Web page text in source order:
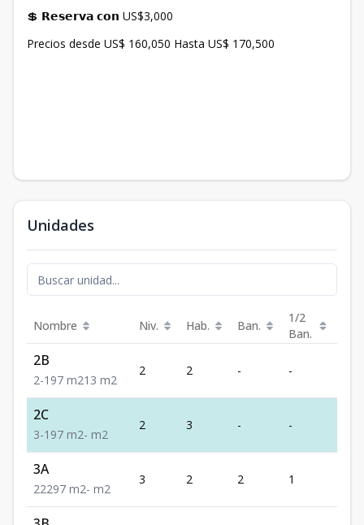
💲 𝗥𝗲𝘀𝗲𝗿𝘃𝗮 𝗰𝗼𝗻 US$3,000
Precios desde US$ 160,050 Hasta US$ 170,500
Unidades
Nombre Niv. Hab. Ban.
1/2
Ban.
2B
2-1 97 m213 m2
2 2 - -
2C
3-1 97 m2- m2
2 3 - -
3A
22297 m2- m2
3 2 2 1